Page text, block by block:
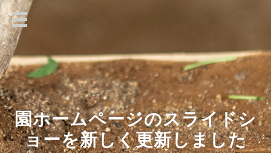
園ホームページのスライドシ
ョーを新しく更新しました